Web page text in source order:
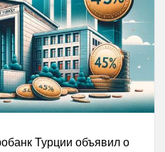
Турции объявил о